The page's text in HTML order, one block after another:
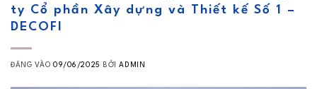
ty Cổ phần Xây dựng và Thiết kế Số 1 –
DECOFI
ĐĂNG VÀO09/06/2025 BỞIADMIN